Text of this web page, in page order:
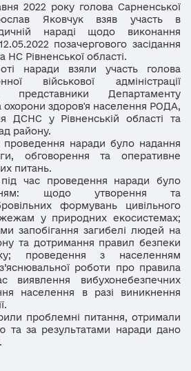
2022 року голова Сарненської
Яковчук взяв участь в
нараді щодо виконання
позачергового засідання
НС Рівненської області.
наради взяли участь
голова
військової адміністрації
представники Департаменту
охорони здоров'я населення РОДА,
ДСНС у Рівненській області та
району.
наради було надання
обговорення та оперативне
питань.
час проведення наради було
щодо утворення та
формувань цивільного
у природних екосистемах;
запобігання загибелі людей на
та дотримання правил безпеки
проведення з населенням
роботи про правила
виявлення вибухонебезпечних
населення в разі виникнення
проблемні питання, отримали
та за результатами наради дано